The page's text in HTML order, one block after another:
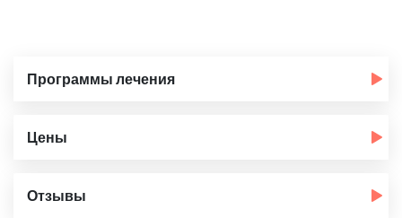
Программы лечения
Цены
Отзывы